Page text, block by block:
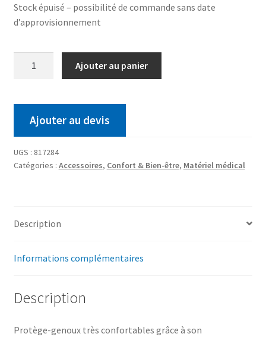
Stock épuisé – possibilité de commande sans date
d’approvisionnement
Ajouter au panier
Ajouter au devis
UGS : 817284
Catégories : Accessoires, Confort & Bien-être, Matériel médical
Description
Informations complémentaires
Description
Protège-genoux très confortables grâce à son